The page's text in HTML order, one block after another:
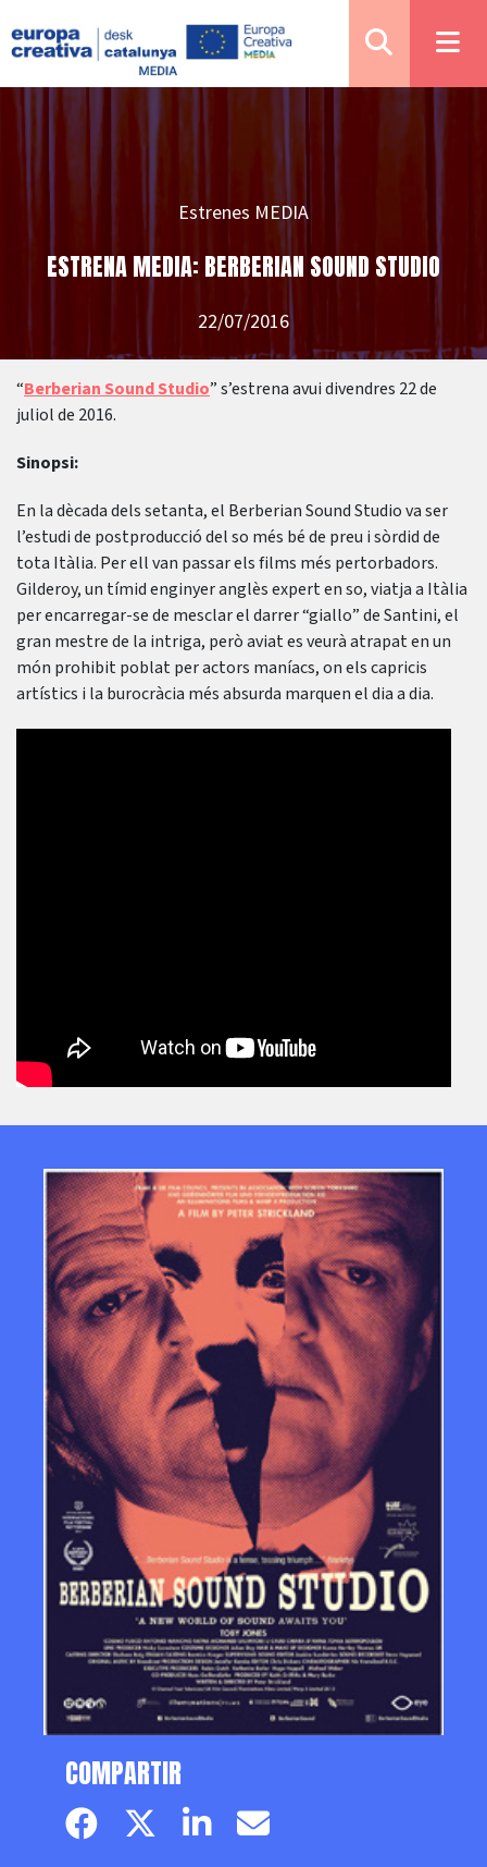
Estrenes MEDIA
ESTRENA MEDIA: BERBERIAN SOUND STUDIO
22/07/2016
“Berberian Sound Studio” s’estrena avui divendres 22 de
juliol de 2016.
Sinopsi:
En la dècada dels setanta, el Berberian Sound Studio va ser
l’estudi de postproducció del so més bé de preu i sòrdid de
tota Itàlia. Per ell van passar els films més pertorbadors.
Gilderoy, un tímid enginyer anglès expert en so, viatja a Itàlia
per encarregar-se de mesclar el darrer “giallo” de Santini, el
gran mestre de la intriga, però aviat es veurà atrapat en un
món prohibit poblat per actors maníacs, on els capricis
artístics i la burocràcia més absurda marquen el dia a dia.
COMPARTIR
Facebook pageTwitter page
LinkedinEmail